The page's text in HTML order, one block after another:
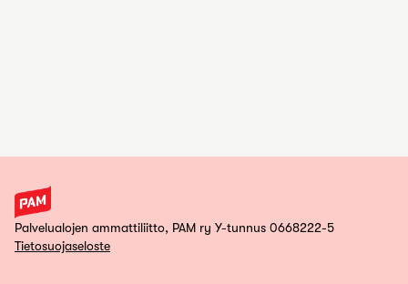
Palvelualojen ammattiliitto, PAM ry Y-tunnus 0668222-5
Tietosuojaseloste